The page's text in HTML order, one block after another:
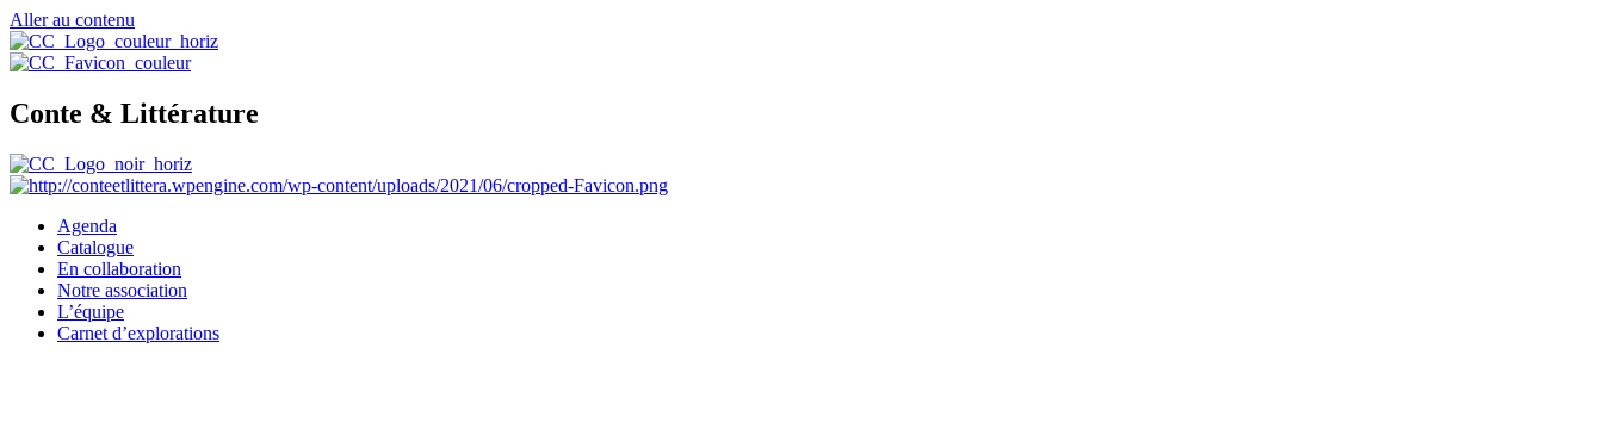
Aller au contenu
Conte & Littérature
Agenda
Catalogue
En collaboration
Notre association
L’équipe
Carnet d’explorations